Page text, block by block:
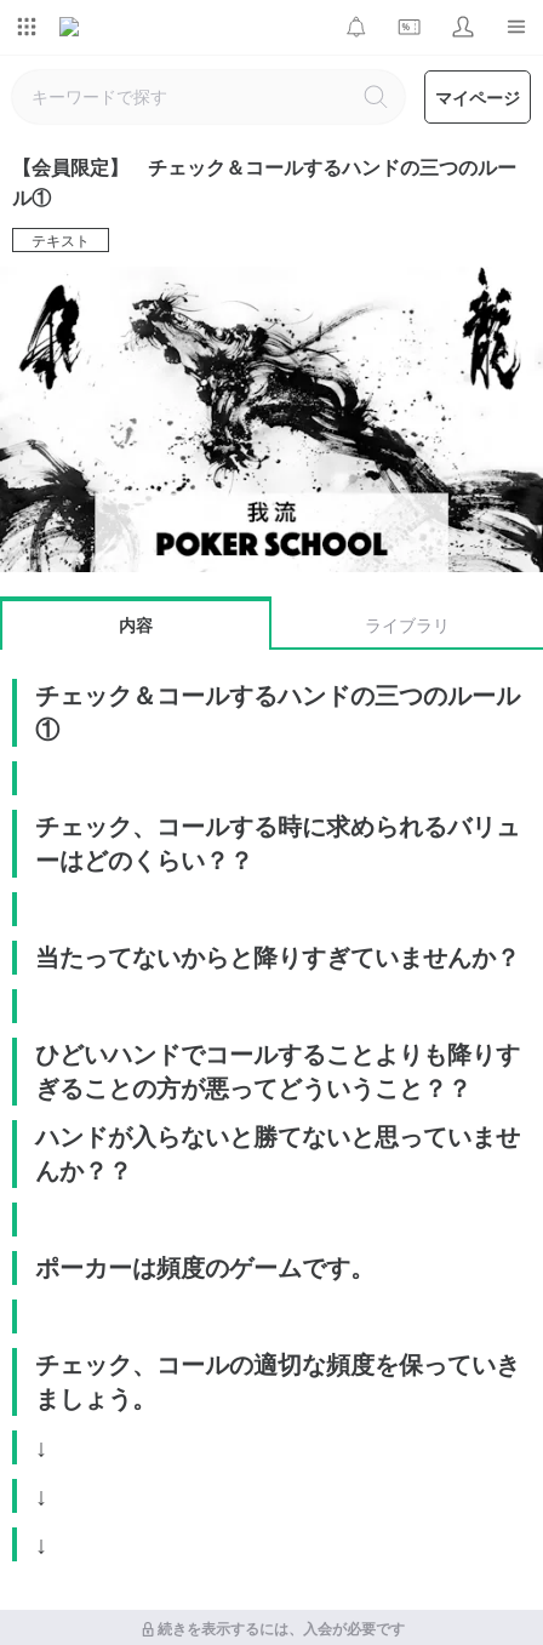
マイページ
【会員限定】 チェック＆コールするハンドの三つのルー
ル①
テキスト
内容 ライブラリ
チェック＆コールするハンドの三つのルール
①
チェック、コールする時に求められるバリュ
ーはどのくらい？？
当たってないからと降りすぎていませんか？
ひどいハンドでコールすることよりも降りす
ぎることの方が悪ってどういうこと？？
ハンドが入らないと勝てないと思っていませ
んか？？
ポーカーは頻度のゲームです。
チェック、コールの適切な頻度を保っていき
ましょう。
↓
↓
↓
続きを表示するには、入会が必要です